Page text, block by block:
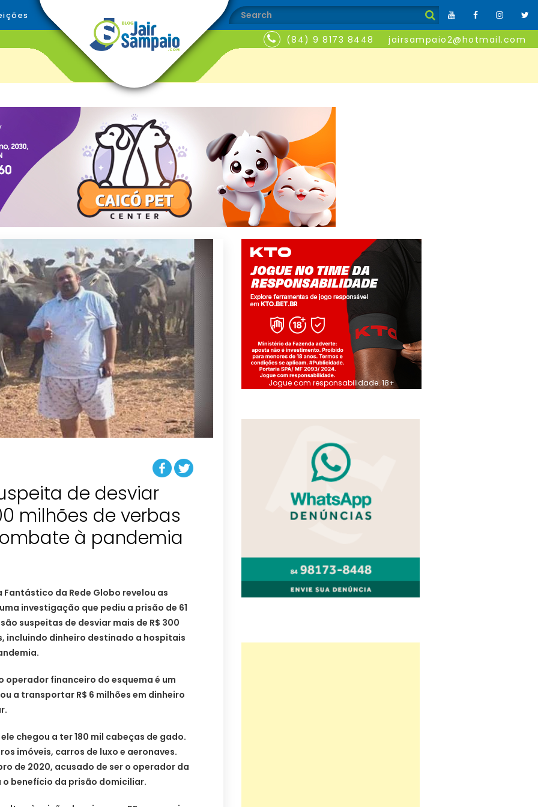
(84) 9 8173 8448 jairsampaio2@hotmail.com
de desviar
milhões de verbas
à pandemia
da Rede Globo revelou as
investigação que pediu a prisão de 61
suspeitas de desviar mais de R$ 300
incluindo dinheiro destinado a hospitais
operador financeiro do esquema é um
a transportar R$ 6 milhões em dinheiro
chegou a ter 180 mil cabeças de gado.
imóveis, carros de luxo e aeronaves.
de 2020, acusado de ser o operador da
o benefício da prisão domiciliar.
Jogue com responsabilidade. 18+